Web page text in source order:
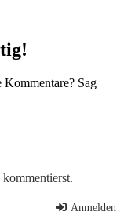
Sag
Anmelden